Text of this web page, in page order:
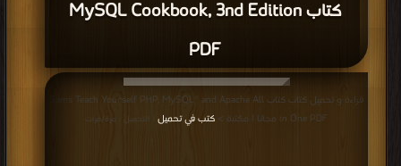
كتاب MySQL Cookbook, 3nd Edition
PDF
قراءة و تحميل كتاب كتاب Sams Teach Yourself PHP, MySQL® and Apache All
in One PDF مجانا | مكتبة >
كتب في تحميل | التحميل : مرة/مرات